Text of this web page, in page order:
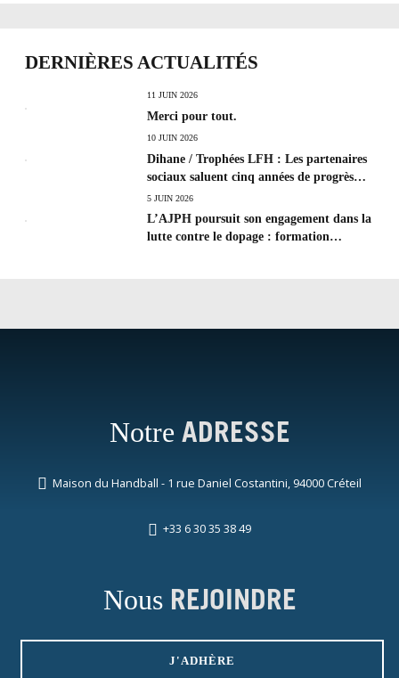
DERNIÈRES ACTUALITÉS
11 JUIN 2026
Merci pour tout.
10 JUIN 2026
Dihane / Trophées LFH : Les partenaires
sociaux saluent cinq années de progrès
social et les efforts à poursuivre !
5 JUIN 2026
L’AJPH poursuit son engagement dans la
lutte contre le dopage : formation
Notre ADRESSE
Maison du Handball - 1 rue Daniel Costantini, 94000 Créteil
+33 6 30 35 38 49
Nous REJOINDRE
J'ADHÈRE